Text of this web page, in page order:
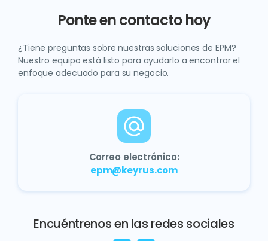
Ponte en contacto hoy
¿Tiene preguntas sobre nuestras soluciones de EPM?
Nuestro equipo está listo para ayudarlo a encontrar el
enfoque adecuado para su negocio.
Correo electrónico:
epm@keyrus.com
Encuéntrenos en las redes sociales